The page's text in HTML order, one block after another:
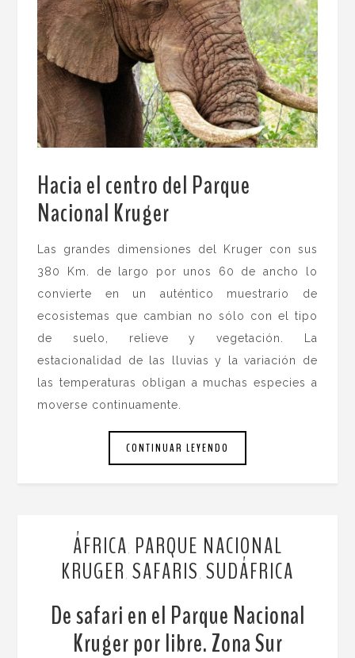
Hacia el centro del Parque
Nacional Kruger
Las grandes dimensiones del Kruger con sus
380 Km. de largo por unos 60 de ancho lo
convierte en un auténtico muestrario de
ecosistemas que cambian no sólo con el tipo
de suelo, relieve y vegetación. La
estacionalidad de las lluvias y la variación de
las temperaturas obligan a muchas especies a
moverse continuamente.
CONTINUAR LEYENDO
ÁFRICA PARQUE NACIONAL
KRUGER SAFARIS SUDÁFRICA
De safari en el Parque Nacional
Kruger por libre. Zona Sur